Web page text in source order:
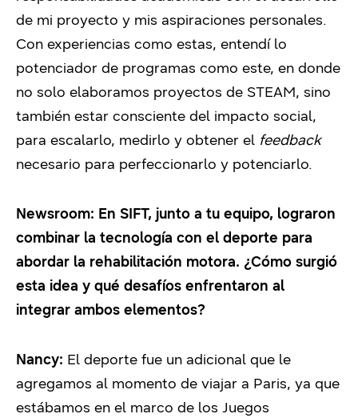
de mi proyecto y mis aspiraciones personales.
Con experiencias como estas, entendí lo
potenciador de programas como este, en donde
no solo elaboramos proyectos de STEAM, sino
también estar consciente del impacto social,
para escalarlo, medirlo y obtener el feedback
necesario para perfeccionarlo y potenciarlo.
Newsroom: En SIFT, junto a tu equipo, lograron
combinar la tecnología con el deporte para
abordar la rehabilitación motora. ¿Cómo surgió
esta idea y qué desafíos enfrentaron al
integrar ambos elementos?
Nancy: El deporte fue un adicional que le
agregamos al momento de viajar a Paris, ya que
estábamos en el marco de los Juegos